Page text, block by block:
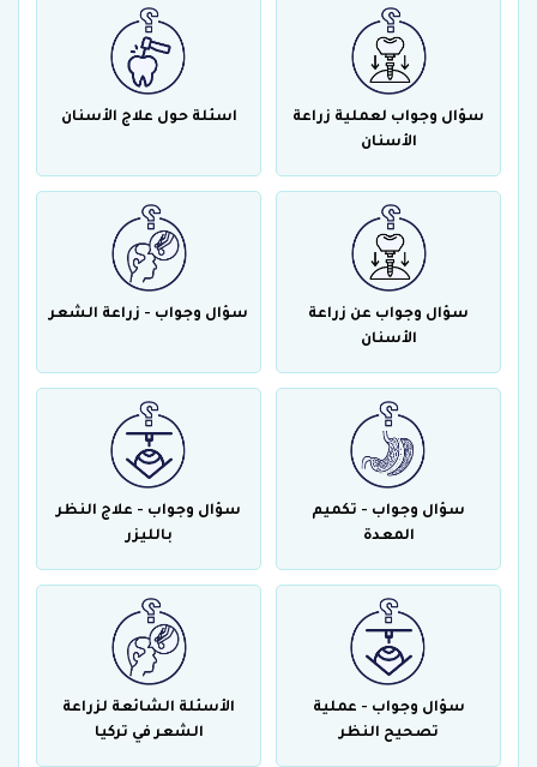
سؤال وجواب لعملية زراعة
الأسنان
اسئلة حول علاج الأسنان
سؤال وجواب عن زراعة
الأسنان
سؤال وجواب - زراعة الشعر
سؤال وجواب - تكميم
المعدة
سؤال وجواب - علاج النظر
بالليزر
سؤال وجواب - عملية
تصحيح النظر
الأسئلة الشائعة لزراعة
الشعر في تركيا